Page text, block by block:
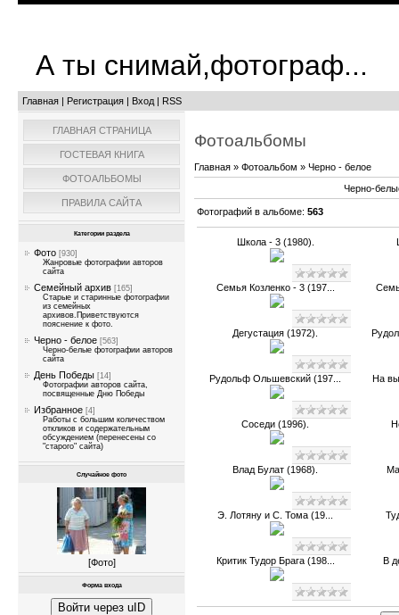
А ты снимай,фотограф...
Главная | Регистрация | Вход | RSS
ГЛАВНАЯ СТРАНИЦА
ГОСТЕВАЯ КНИГА
ФОТОАЛЬБОМЫ
ПРАВИЛА САЙТА
Категории раздела
Фото [930]
Жанровые фотографии авторов
сайта
Семейный архив [165]
Старые и старинные фотографии
из семейных
архивов.Приветствуются
пояснение к фото.
Черно - белое [563]
Черно-белые фотографии авторов
сайта
День Победы [14]
Фотографии авторов сайта,
посвященные Дню Победы
Избранное [4]
Работы с большим количеством
откликов и содержательным
обсуждением (перенесены со
"старого" сайта)
Случайное фото
[Фото]
Форма входа
Войти через uID
Фотоальбомы
Главная » Фотоальбом » Черно - белое
Черно-
Фотографий в альбоме: 563
Школа - 3 (1980).
Семья Козленко - 3 (197...
Дегустация (1972).
Рудольф Ольшевский (197... На
Соседи (1996).
Влад Булат (1968).
Э. Лотяну и С. Тома (19...
Критик Тудор Брага (198... В